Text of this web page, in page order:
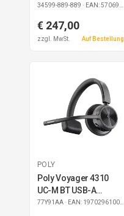
Headset inkl.
34599-889-889 · EAN: 5706991036053
€ 247,00
zzgl. MwSt. Auf Bestellung
POLY
Poly Voyager 4310
UC-M BT USB-A
Headset
77Y91AA · EAN: 197029610034